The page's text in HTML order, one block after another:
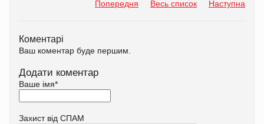
Попередня Весь список Наступна
Коментарі
Ваш коментар буде першим.
Додати коментар
Ваше імя*
Захист від СПАМ